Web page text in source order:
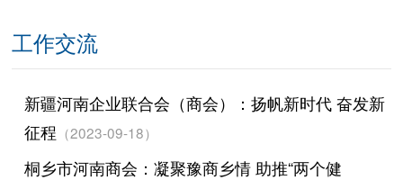
工作交流
新疆河南企业联合会（商会）：扬帆新时代 奋发新
征程 （2023-09-18）
桐乡市河南商会：凝聚豫商乡情 助推“两个健